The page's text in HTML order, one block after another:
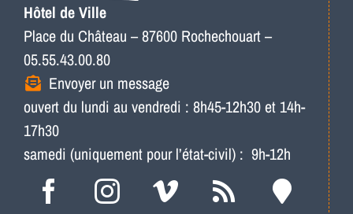
Hôtel de Ville
Place du Château – 87600 Rochechouart –
05.55.43.00.80
Envoyer un message
ouvert du lundi au vendredi : 8h45-12h30 et 14h-
17h30
samedi (uniquement pour l’état-civil) : 9h-12h